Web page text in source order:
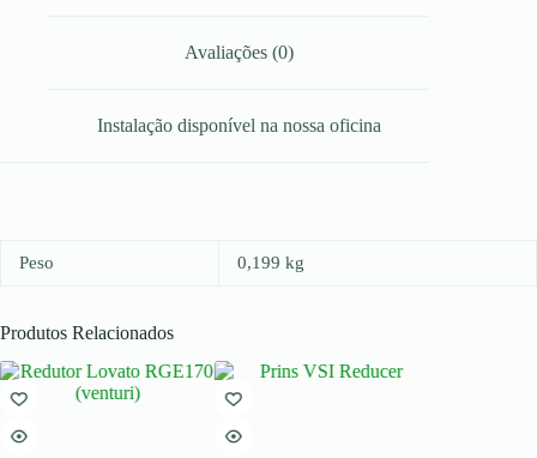
Avaliações (0)
Instalação disponível na nossa oficina
Peso 0,199 kg
Produtos Relacionados